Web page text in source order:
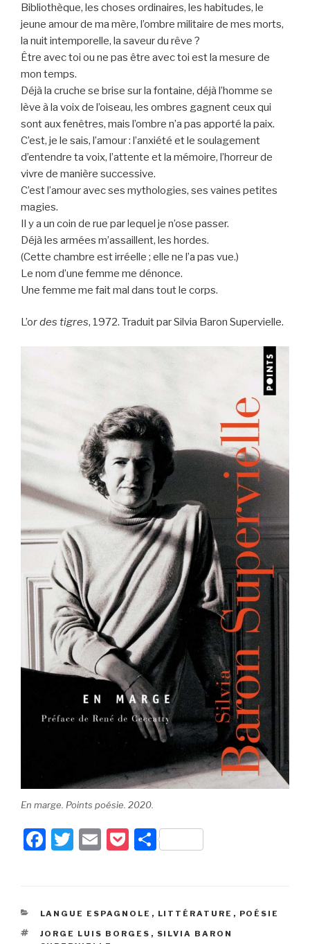
Bibliothèque, les choses ordinaires, les habitudes, le
jeune amour de ma mère, l’ombre militaire de mes morts,
la nuit intemporelle, la saveur du rêve ?
Être avec toi ou ne pas être avec toi est la mesure de
mon temps.
Déjà la cruche se brise sur la fontaine, déjà l’homme se
lève à la voix de l’oiseau, les ombres gagnent ceux qui
sont aux fenêtres, mais l’ombre n’a pas apporté la paix.
C’est, je le sais, l’amour : l’anxiété et le soulagement
d’entendre ta voix, l’attente et la mémoire, l’horreur de
vivre de manière successive.
C’est l’amour avec ses mythologies, ses vaines petites
magies.
Il y a un coin de rue par lequel je n’ose passer.
Déjà les armées m’assaillent, les hordes.
(Cette chambre est irréelle ; elle ne l’a pas vue.)
Le nom d’une femme me dénonce.
Une femme me fait mal dans tout le corps.
L’or des tigres, 1972. Traduit par Silvia Baron Supervielle.
En marge. Points poésie. 2020.
F
e
b
T
er
E
P
k
et
P
g
er
CATÉGORIES
LANGUE ESPAGNOLE , LITTÉRATURE , POÉSIE
ÉTIQUETTES
JORGE LUIS BORGES , SILVIA BARON